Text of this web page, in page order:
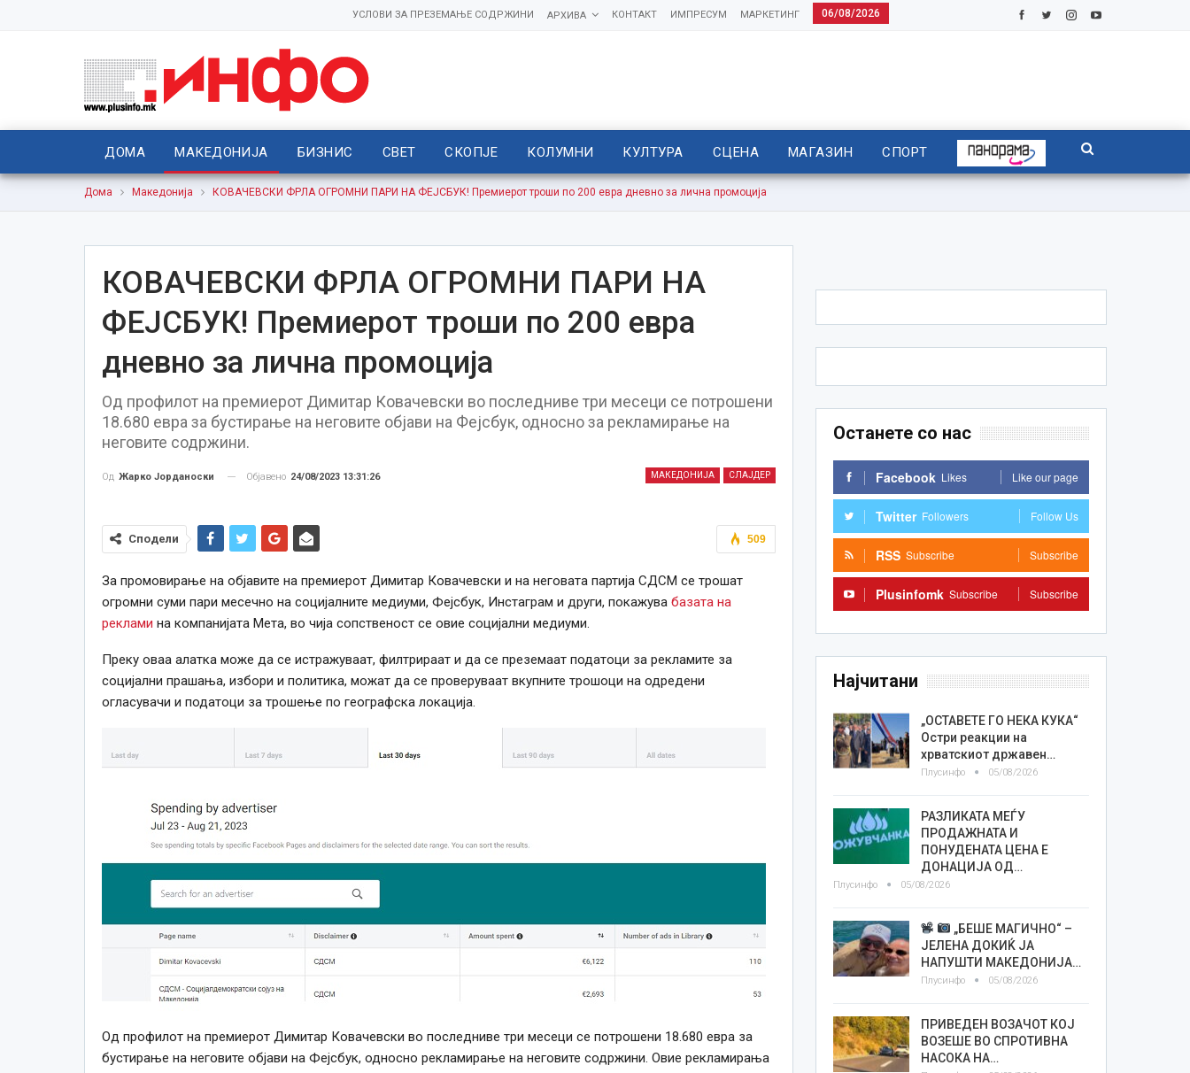
06/08/2026
МАРКЕТИНГ
ИМПРЕСУМ
КОНТАКТ
АРХИВА
УСЛОВИ ЗА ПРЕЗЕМАЊЕ СОДРЖИНИ
ДОМА МАКЕДОНИЈА БИЗНИС СВЕТ СКОПЈЕ КОЛУМНИ КУЛТУРА СЦЕНА МАГАЗИН СПОРТ
Дома Македонија КОВАЧЕВСКИ ФРЛА ОГРОМНИ ПАРИ НА ФЕЈСБУК! Премиерот троши по 200 евра дневно за лична промоција
КОВАЧЕВСКИ ФРЛА ОГРОМНИ ПАРИ НА
ФЕЈСБУК! Премиерот троши по 200 евра
дневно за лична промоција
Од профилот на премиерот Димитар Ковачевски во последниве три месеци се потрошени
18.680 евра за бустирање на неговите објави на Фејсбук, односно за рекламирање на
неговите содржини.
МАКЕДОНИЈА СЛАЈДЕР
Од Жарко Јорданоски Објавено 24/08/2023 13:31:26
509
Сподели
За промовирање на објавите на премиерот Димитар Ковачевски и на неговата партија СДСМ се трошат
огромни суми пари месечно на социјалните медиуми, Фејсбук, Инстаграм и други, покажува базата на
реклами на компанијата Мета, во чија сопственост се овие социјални медиуми.
Преку оваа алатка може да се истражуваат, филтрираат и да се преземаат податоци за рекламите за
социјални прашања, избори и политика, можат да се проверуваат вкупните трошоци на одредени
огласувачи и податоци за трошење по географска локација.
Од профилот на премиерот Димитар Ковачевски во последниве три месеци се потрошени 18.680 евра за
бустирање на неговите објави на Фејсбук, односно рекламирање на неговите содржини. Овие рекламирања
Останете со нас
Facebook Likes Like our page
Twitter Followers Follow Us
RSS Subscribe Subscribe
Plusinfomk Subscribe Subscribe
Најчитани
„ОСТАВЕТЕ ГО НЕКА КУКА“
Остри реакции на
хрватскиот државен…
Плусинфо 05/08/2026
РАЗЛИКАТА МЕЃУ
ПРОДАЖНАТА И
ПОНУДЕНАТА ЦЕНА Е
ДОНАЦИЈА ОД…
Плусинфо 05/08/2026
„БЕШЕ МАГИЧНО“ –
ЈЕЛЕНА ДОКИЌ ЈА
НАПУШТИ МАКЕДОНИЈА…
Плусинфо 05/08/2026
ПРИВЕДЕН ВОЗАЧОТ КОЈ
ВОЗЕШЕ ВО СПРОТИВНА
НАСОКА НА…